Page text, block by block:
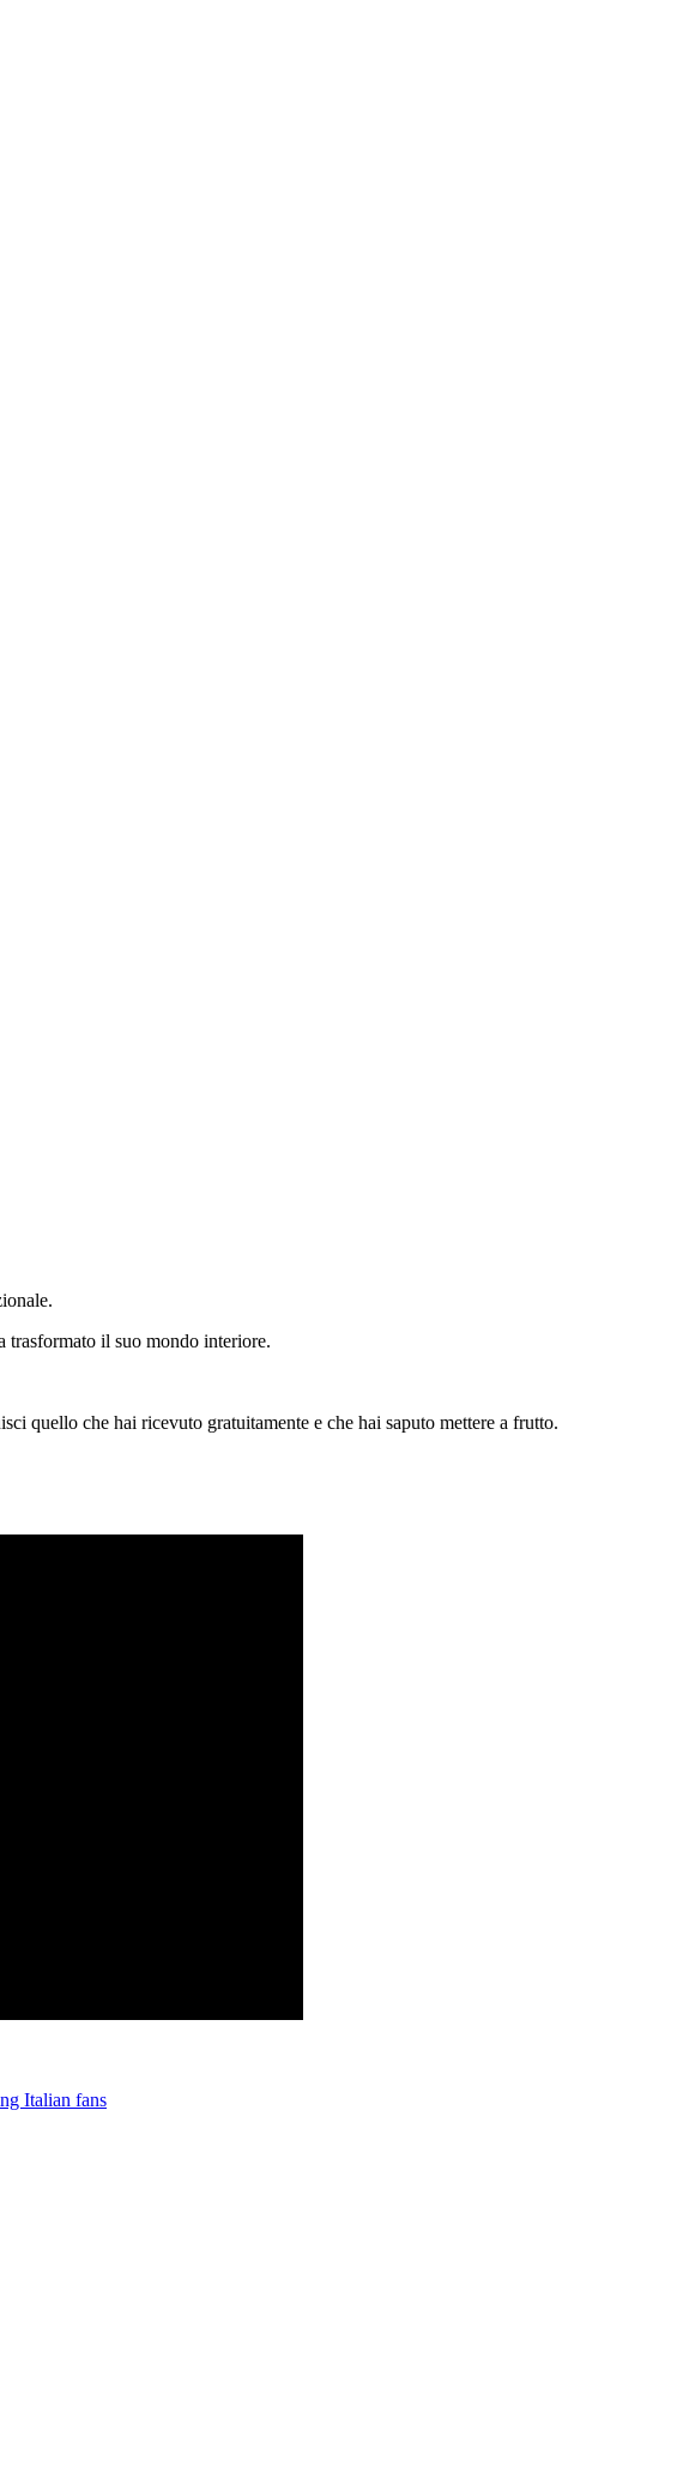
trasformato il suo mondo interiore.
quello che hai ricevuto gratuitamente e che hai saputo mettere a frutto.
Italian fans